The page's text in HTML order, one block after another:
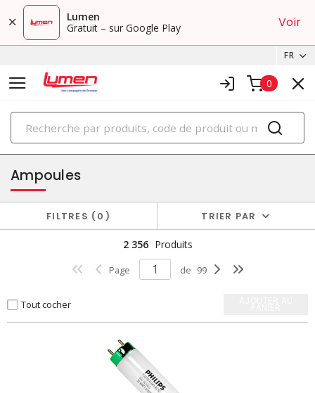
Lumen
Gratuit – sur Google Play
Voir
FR
0
PRODUITS
éclairage
Ampoules
FILTRES 0 TRIER PAR
2 356 Produits
Page de 99
Tout cocher